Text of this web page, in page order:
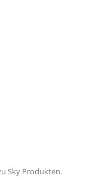
Sky Produkten.